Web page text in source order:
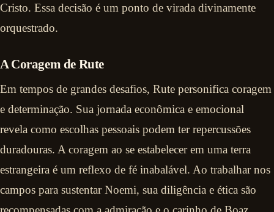
Cristo. Essa decisão é um ponto de virada divinamente
orquestrado.
A Coragem de Rute
Em tempos de grandes desafios, Rute personifica coragem
e determinação. Sua jornada econômica e emocional
revela como escolhas pessoais podem ter repercussões
duradouras. A coragem ao se estabelecer em uma terra
estrangeira é um reflexo de fé inabalável. Ao trabalhar nos
campos para sustentar Noemi, sua diligência e ética são